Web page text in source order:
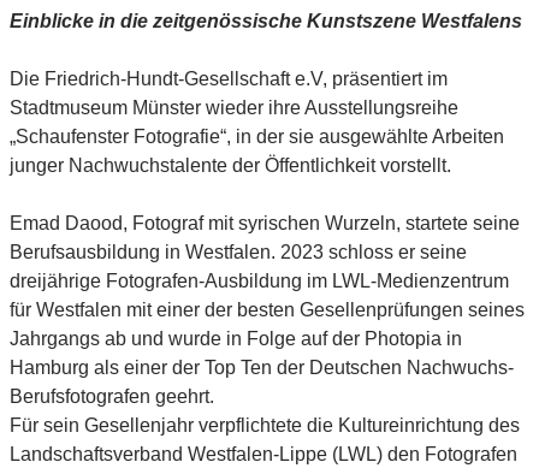
Einblicke in die zeitgenössische Kunstszene Westfalens
Die Friedrich-Hundt-Gesellschaft e.V, präsentiert im
Stadtmuseum Münster wieder ihre Ausstellungsreihe
„Schaufenster Fotografie“, in der sie ausgewählte Arbeiten
junger Nachwuchstalente der Öffentlichkeit vorstellt.
Emad Daood, Fotograf mit syrischen Wurzeln, startete seine
Berufsausbildung in Westfalen. 2023 schloss er seine
dreijährige Fotografen-Ausbildung im LWL-Medienzentrum
für Westfalen mit einer der besten Gesellenprüfungen seines
Jahrgangs ab und wurde in Folge auf der Photopia in
Hamburg als einer der Top Ten der Deutschen Nachwuchs-
Berufsfotografen geehrt.
Für sein Gesellenjahr verpflichtete die Kultureinrichtung des
Landschaftsverband Westfalen-Lippe (LWL) den Fotografen